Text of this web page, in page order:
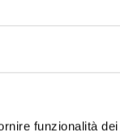
funzionalità